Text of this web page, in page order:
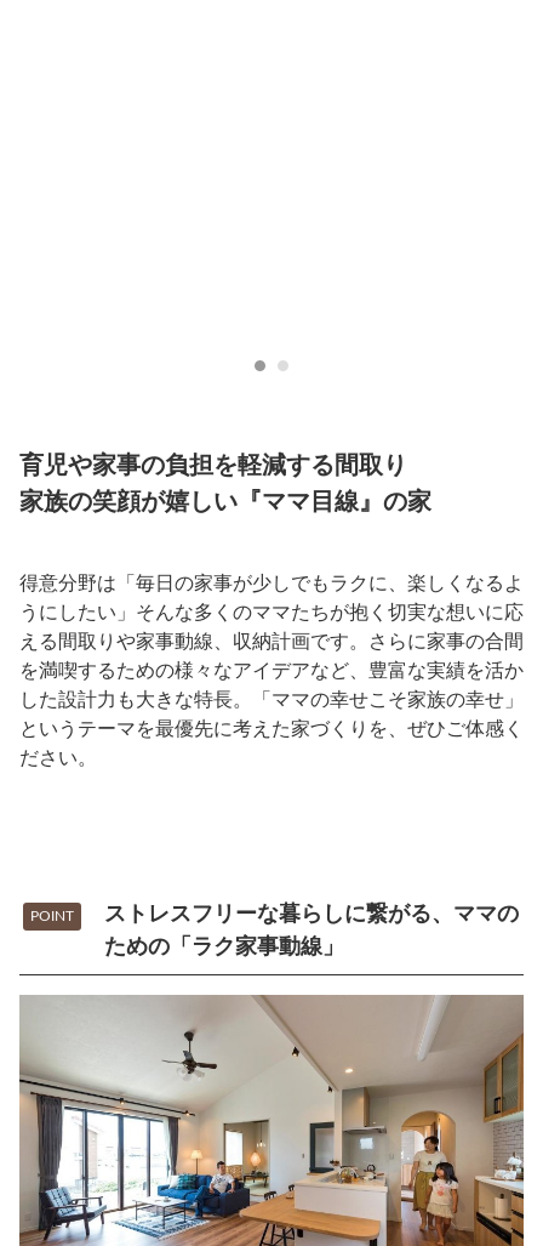
育児や家事の負担を軽減する間取り
家族の笑顔が嬉しい『ママ目線』の家
得意分野は「毎日の家事が少しでもラクに、楽しくなるよ
うにしたい」そんな多くのママたちが抱く切実な想いに応
える間取りや家事動線、収納計画です。さらに家事の合間
を満喫するための様々なアイデアなど、豊富な実績を活か
した設計力も大きな特長。「ママの幸せこそ家族の幸せ」
というテーマを最優先に考えた家づくりを、ぜひご体感く
ださい。
POINT
ストレスフリーな暮らしに繋がる、ママの
ための「ラク家事動線」